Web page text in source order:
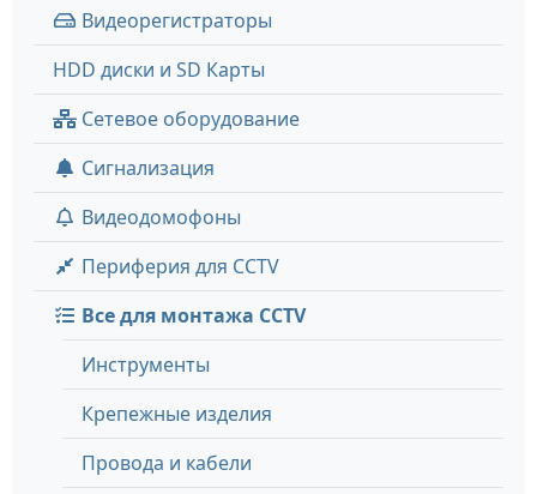
Видеорегистраторы
HDD диски и SD Карты
Сетевое оборудование
Сигнализация
Видеодомофоны
Периферия для CCTV
Все для монтажа CCTV
Инструменты
Крепежные изделия
Провода и кабели